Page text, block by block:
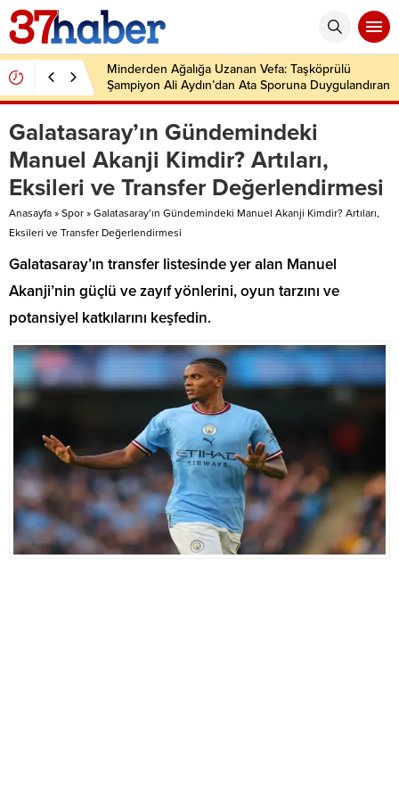
Minderden Ağalığa Uzanan Vefa: Taşköprülü
Şampiyon Ali Aydın’dan Ata Sporuna Duygulandıran
Dönüş
Galatasaray’ın Gündemindeki
Manuel Akanji Kimdir? Artıları,
Eksileri ve Transfer Değerlendirmesi
Anasayfa » Spor » Galatasaray’ın Gündemindeki Manuel Akanji Kimdir? Artıları,
Eksileri ve Transfer Değerlendirmesi
Galatasaray’ın transfer listesinde yer alan Manuel
Akanji’nin güçlü ve zayıf yönlerini, oyun tarzını ve
potansiyel katkılarını keşfedin.